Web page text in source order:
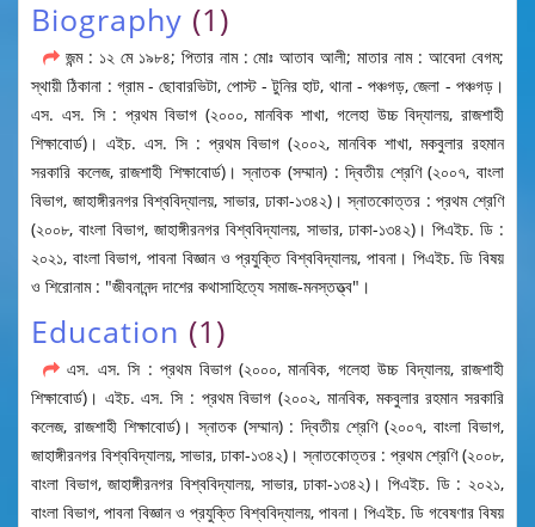
Biography (1)
জন্ম : ১২ মে ১৯৮৪; পিতার নাম : মোঃ আতাব আলী; মাতার নাম : আবেদা বেগম;
স্থায়ী ঠিকানা : গ্রাম - ছোবারভিটা, পোস্ট - টুনির হাট, থানা - পঞ্চগড়, জেলা - পঞ্চগড়।
এস. এস. সি : প্রথম বিভাগ (২০০০, মানবিক শাখা, গলেহা উচ্চ বিদ্যালয়, রাজশাহী
শিক্ষাবোর্ড)। এইচ. এস. সি : প্রথম বিভাগ (২০০২, মানবিক শাখা, মকবুলার রহমান
সরকারি কলেজ, রাজশাহী শিক্ষাবোর্ড)। স্নাতক (সম্মান) : দ্বিতীয় শ্রেণি (২০০৭, বাংলা
বিভাগ, জাহাঙ্গীরনগর বিশ্ববিদ্যালয়, সাভার, ঢাকা-১৩৪২)। স্নাতকোত্তর : প্রথম শ্রেণি
(২০০৮, বাংলা বিভাগ, জাহাঙ্গীরনগর বিশ্ববিদ্যালয়, সাভার, ঢাকা-১৩৪২)। পিএইচ. ডি :
২০২১, বাংলা বিভাগ, পাবনা বিজ্ঞান ও প্রযুক্তি বিশ্ববিদ্যালয়, পাবনা। পিএইচ. ডি বিষয়
ও শিরোনাম : "জীবনানন্দ দাশের কথাসাহিত্যে সমাজ-মনস্তত্ত্ব"।
Education (1)
এস. এস. সি : প্রথম বিভাগ (২০০০, মানবিক, গলেহা উচ্চ বিদ্যালয়, রাজশাহী
শিক্ষাবোর্ড)। এইচ. এস. সি : প্রথম বিভাগ (২০০২, মানবিক, মকবুলার রহমান সরকারি
কলেজ, রাজশাহী শিক্ষাবোর্ড)। স্নাতক (সম্মান) : দ্বিতীয় শ্রেণি (২০০৭, বাংলা বিভাগ,
জাহাঙ্গীরনগর বিশ্ববিদ্যালয়, সাভার, ঢাকা-১৩৪২)। স্নাতকোত্তর : প্রথম শ্রেণি (২০০৮,
বাংলা বিভাগ, জাহাঙ্গীরনগর বিশ্ববিদ্যালয়, সাভার, ঢাকা-১৩৪২)। পিএইচ. ডি : ২০২১,
বাংলা বিভাগ, পাবনা বিজ্ঞান ও প্রযুক্তি বিশ্ববিদ্যালয়, পাবনা। পিএইচ. ডি গবেষণার বিষয়